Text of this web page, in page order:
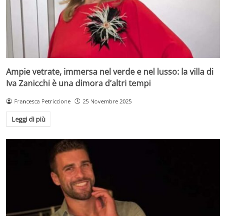
Ampie vetrate, immersa nel verde e nel lusso: la villa di
Iva Zanicchi è una dimora d’altri tempi
Francesca Petriccione 25 Novembre 2025
Leggi di più